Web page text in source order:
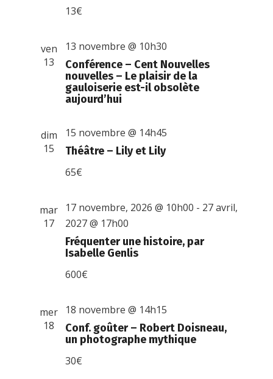
13€
ven
13
Conférence – Cent Nouvelles
nouvelles – Le plaisir de la
gauloiserie est-il obsolète
aujourd’hui
13 novembre @ 10h30
dim
15
Théâtre – Lily et Lily
15 novembre @ 14h45
65€
mar
17
Fréquenter une histoire, par
Isabelle Genlis
17 novembre, 2026 @ 10h00 - 27 avril,
2027 @ 17h00
600€
mer
18
Conf. goûter – Robert Doisneau,
un photographe mythique
18 novembre @ 14h15
30€